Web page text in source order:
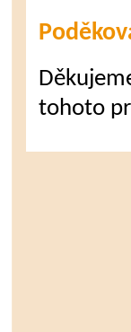
tohoto